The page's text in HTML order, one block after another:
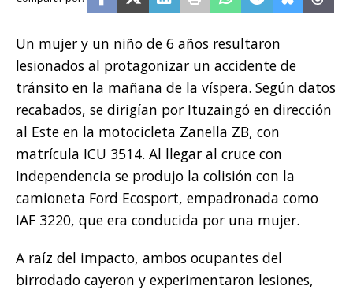
Un mujer y un niño de 6 años resultaron
lesionados al protagonizar un accidente de
tránsito en la mañana de la víspera. Según datos
recabados, se dirigían por Ituzaingó en dirección
al Este en la motocicleta Zanella ZB, con
matrícula ICU 3514. Al llegar al cruce con
Independencia se produjo la colisión con la
camioneta Ford Ecosport, empadronada como
IAF 3220, que era conducida por una mujer.
A raíz del impacto, ambos ocupantes del
birrodado cayeron y experimentaron lesiones,